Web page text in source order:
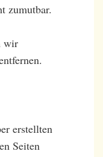
zumutbar.
wir
erstellten
Seiten